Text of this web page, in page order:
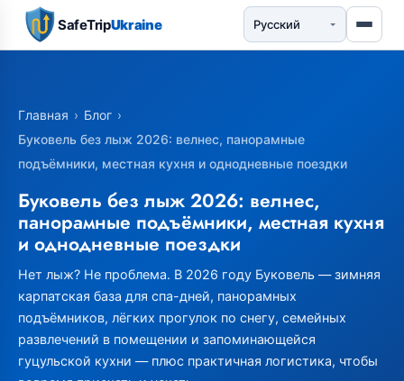
SafeTripUkraine
Главная › Блог ›
Буковель без лыж 2026: велнес, панорамные
подъёмники, местная кухня и однодневные поездки
Буковель без лыж 2026: велнес,
панорамные подъёмники, местная кухня
и однодневные поездки
Нет лыж? Не проблема. В 2026 году Буковель — зимняя
карпатская база для спа-дней, панорамных
подъёмников, лёгких прогулок по снегу, семейных
развлечений в помещении и запоминающейся
гуцульской кухни — плюс практичная логистика, чтобы